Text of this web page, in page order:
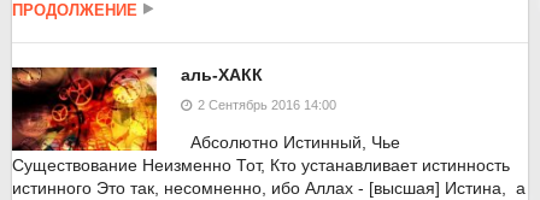
ПРОДОЛЖЕНИЕ
аль-ХАКК
2 Сентябрь 2016 14:00
Абсолютно Истинный, Чье
Существование Неизменно Тот, Кто устанавливает истинность
истинного Это так, несомненно, ибо Аллах - [высшая] Истина, а